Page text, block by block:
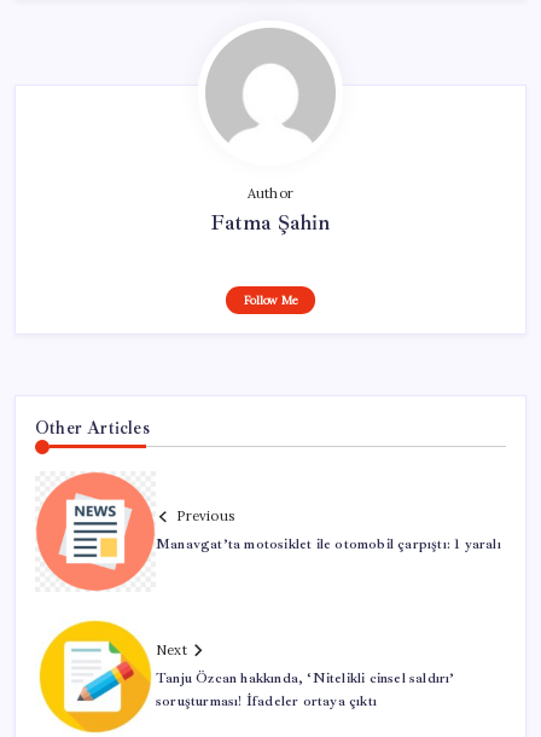
Author
Fatma Şahin
Follow Me
Other Articles
Previous
Manavgat’ta motosiklet ile otomobil çarpıştı: 1 yaralı
Next
Tanju Özcan hakkında, ‘Nitelikli cinsel saldırı’
soruşturması! İfadeler ortaya çıktı